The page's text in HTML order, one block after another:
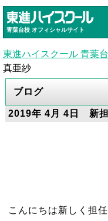
青葉台校 オフィシャルサイト
東進ハイスクール 青葉
真亜紗
ブログ
2019年 4月 4日 新
こんにちは新しく担